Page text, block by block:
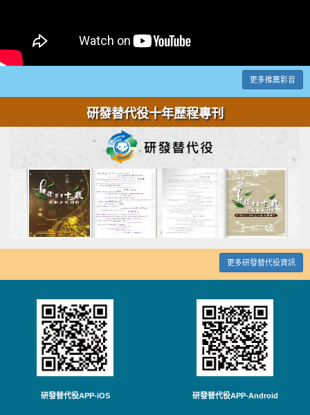
更多推薦影音
研發替代役十年歷程專刊
更多研發替代役資訊
研發替代役APP-iOS 研發替代役APP-Android